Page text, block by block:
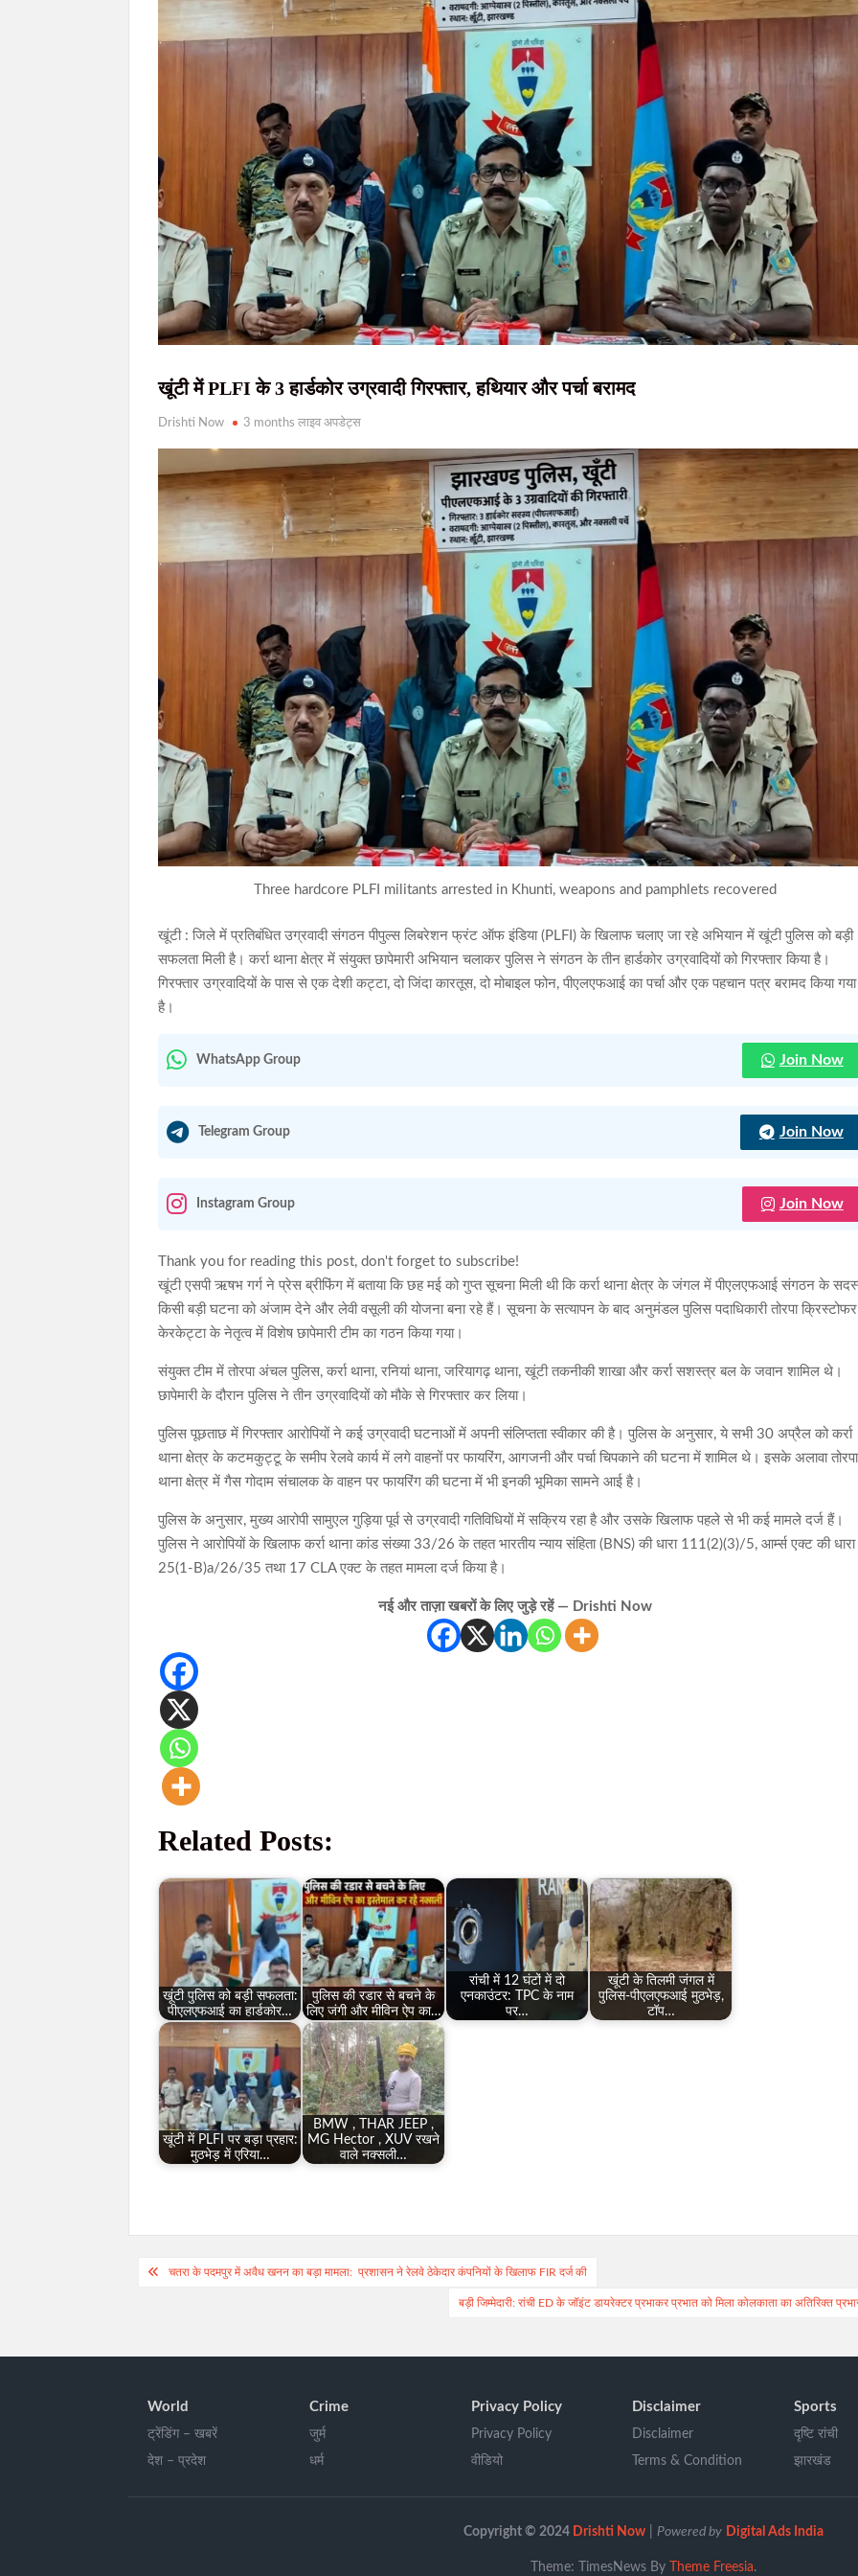
NEWS, हिंदी
न्यूज़ , HINDI
SAMACHAR,
हिंदी समाचार,
दृष्टि नाउ
आदिवासी महोत्सव में सजेगा सिनेमा का मंच, विद्यार्थियों के लिए फिल्म फेस्टिवल और मास्टर क्लास का आयोजन
JPSC-JSSC विवाद: हर स्टेकहोल्डर से बात करेगी प्रतिनिधिमंडल, सुझाव के लिए ई-मेल भी जारी; NSUI और रिफॉर्म मंच से हुई बातचीत
सरकार और छात्र प्रतिनिधिमंडल के बीच दूसरे दौर की वार्ता संपन्न, दोनों पक्षों ने बताया सकारात्मक
JPSC-JSSC विवाद: दूसरे दौर की वार्ता के बीच छात्र नेता कुणाल प्रताप का ट्वीट, बातचीत की दिशा पर उठे सवाल
खूंटी में PLFI के 3 हार्डकोर उग्रवादी गिरफ्तार, हथियार और पर्चा बरामद
Drishti Now 3 months लाइव अपडेट्स
Three hardcore PLFI militants arrested in Khunti, weapons and pamphlets recovered
खूंटी : जिले में प्रतिबंधित उग्रवादी संगठन पीपुल्स लिबरेशन फ्रंट ऑफ इंडिया (PLFI) के खिलाफ चलाए जा रहे अभियान में खूंटी पुलिस को बड़ी
सफलता मिली है। कर्रा थाना क्षेत्र में संयुक्त छापेमारी अभियान चलाकर पुलिस ने संगठन के तीन हार्डकोर उग्रवादियों को गिरफ्तार किया है।
गिरफ्तार उग्रवादियों के पास से एक देशी कट्टा, दो जिंदा कारतूस, दो मोबाइल फोन, पीएलएफआई का पर्चा और एक पहचान पत्र बरामद किया गया
है।
WhatsApp Group Join Now
Telegram Group Join Now
Instagram Group Join Now
Thank you for reading this post, don't forget to subscribe!
खूंटी एसपी ऋषभ गर्ग ने प्रेस ब्रीफिंग में बताया कि छह मई को गुप्त सूचना मिली थी कि कर्रा थाना क्षेत्र के जंगल में पीएलएफआई संगठन के
किसी बड़ी घटना को अंजाम देने और लेवी वसूली की योजना बना रहे हैं। सूचना के सत्यापन के बाद अनुमंडल पुलिस पदाधिकारी तोरपा क्रिस्टोफर
केरकेट्टा के नेतृत्व में विशेष छापेमारी टीम का गठन किया गया।
संयुक्त टीम में तोरपा अंचल पुलिस, कर्रा थाना, रनियां थाना, जरियागढ़ थाना, खूंटी तकनीकी शाखा और कर्रा सशस्त्र बल के जवान शामिल थे।
छापेमारी के दौरान पुलिस ने तीन उग्रवादियों को मौके से गिरफ्तार कर लिया।
पुलिस पूछताछ में गिरफ्तार आरोपियों ने कई उग्रवादी घटनाओं में अपनी संलिप्तता स्वीकार की है। पुलिस के अनुसार, ये सभी 30 अप्रैल को कर्रा
थाना क्षेत्र के कटमकुट्टू के समीप रेलवे कार्य में लगे वाहनों पर फायरिंग, आगजनी और पर्चा चिपकाने की घटना में शामिल थे। इसके अलावा तोरपा
थाना क्षेत्र में गैस गोदाम संचालक के वाहन पर फायरिंग की घटना में भी इनकी भूमिका सामने आई है।
पुलिस के अनुसार, मुख्य आरोपी सामुएल गुड़िया पूर्व से उग्रवादी गतिविधियों में सक्रिय रहा है और उसके खिलाफ पहले से भी कई मामले दर्ज हैं।
पुलिस ने आरोपियों के खिलाफ कर्रा थाना कांड संख्या 33/26 के तहत भारतीय न्याय संहिता (BNS) की धारा 111(2)(3)/5, आर्म्स एक्ट की धारा
25(1-B)a/26/35 तथा 17 CLA एक्ट के तहत मामला दर्ज किया है।
नई और ताज़ा खबरों के लिए जुड़े रहें — Drishti Now
Related Posts:
खूंटी पुलिस को बड़ी सफलता:
पीएलएफआई का हार्डकोर…
पुलिस की रडार से बचने के
लिए जंगी और मीविन ऐप का…
रांची में 12 घंटों में दो
एनकाउंटर: TPC के नाम
पर…
खूंटी के तिलमी जंगल में
पुलिस-पीएलएफआई मुठभेड़,
टॉप…
खूंटी में PLFI पर बड़ा प्रहार:
मुठभेड़ में एरिया…
BMW , THAR JEEP ,
MG Hector , XUV रखने
वाले नक्सली…
Postचतरा के पदमपुर में अवैध खनन का बड़ा मामला: प्रशासन ने रेलवे ठेकेदार कंपनियों के खिलाफ FIR दर्ज की
बड़ी जिम्मेदारी: रांची ED के जॉइंट डायरेक्टर प्रभाकर प्रभात को मिला कोलकाता का अतिरिक्त
World
ट्रेंडिंग – खबरें
देश – प्रदेश
Crime
जुर्म
धर्म
Privacy Policy
Privacy Policy
वीडियो
Disclaimer
Disclaimer
Terms & Condition
Sports
दृष्टि रांची
झारखंड
Copyright © 2024 Drishti Now Powered by Digital Ads India
Theme: TimesNews By Theme Freesia.